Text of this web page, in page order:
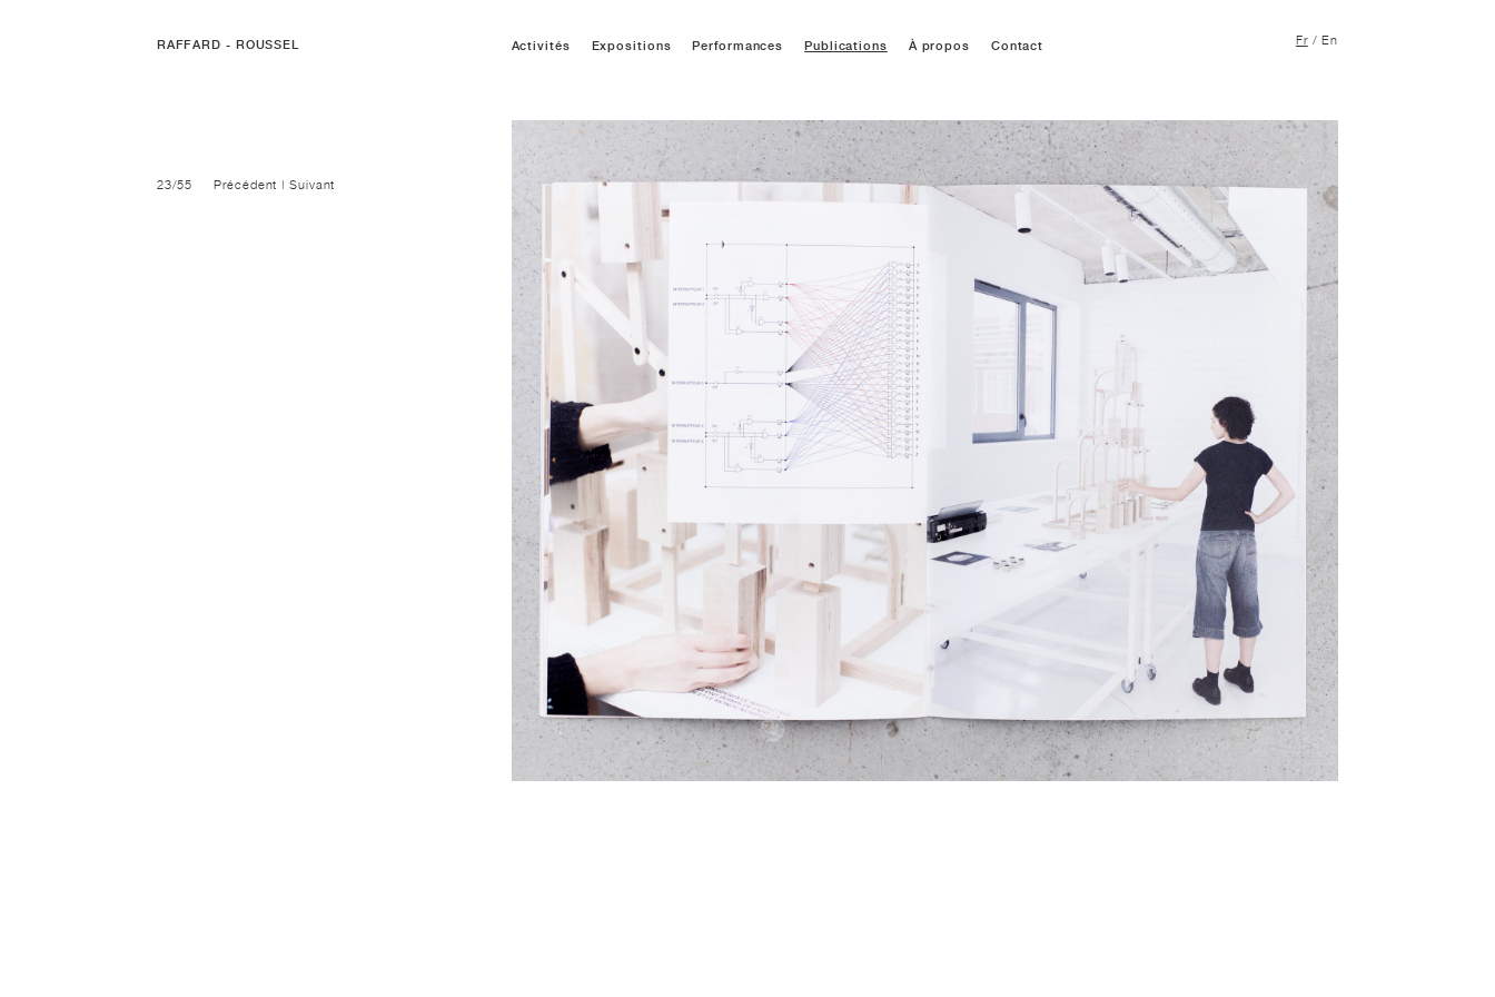
RAFFARD - ROUSSEL Activités Expositions Performances Publications À propos Contact Fr/En
23/55 Précédent |Suivant